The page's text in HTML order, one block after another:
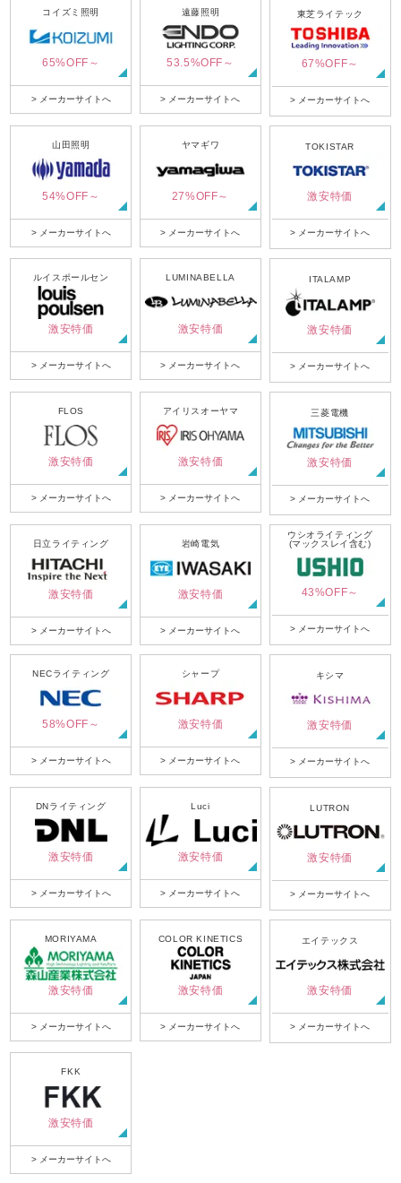
コイズミ照明
65%OFF～
> メーカーサイトへ
遠藤照明
53.5%OFF～
> メーカーサイトへ
東芝ライテック
67%OFF～
> メーカーサイトへ
山田照明
54%OFF～
> メーカーサイトへ
ヤマギワ
27%OFF～
> メーカーサイトへ
TOKISTAR
激安特価
> メーカーサイトへ
ルイスポールセン
激安特価
> メーカーサイトへ
LUMINABELLA
激安特価
> メーカーサイトへ
ITALAMP
激安特価
> メーカーサイトへ
FLOS
激安特価
> メーカーサイトへ
アイリスオーヤマ
激安特価
> メーカーサイトへ
三菱電機
激安特価
> メーカーサイトへ
日立ライティング
激安特価
> メーカーサイトへ
岩崎電気
激安特価
> メーカーサイトへ
ウシオライティング
(マックスレイ含む)
43%OFF～
> メーカーサイトへ
NECライティング
58%OFF～
> メーカーサイトへ
シャープ
激安特価
> メーカーサイトへ
キシマ
激安特価
> メーカーサイトへ
DNライティング
激安特価
> メーカーサイトへ
Luci
激安特価
> メーカーサイトへ
LUTRON
激安特価
> メーカーサイトへ
MORIYAMA
激安特価
> メーカーサイトへ
COLOR KINETICS
激安特価
> メーカーサイトへ
エイテックス
激安特価
> メーカーサイトへ
FKK
激安特価
> メーカーサイトへ